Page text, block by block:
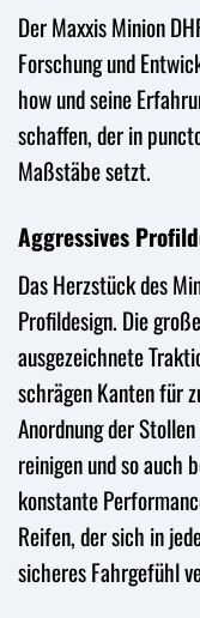
Der Maxxis Minion
Forschung und
how und seine
schaffen, der in
Maßstäbe setzt.
Aggressives
Das Herzstück des
Profildesign. Die
ausgezeichnete
schrägen Kanten für
Anordnung der
reinigen und so auch
konstante
Reifen, der sich in
sicheres Fahrgefühl